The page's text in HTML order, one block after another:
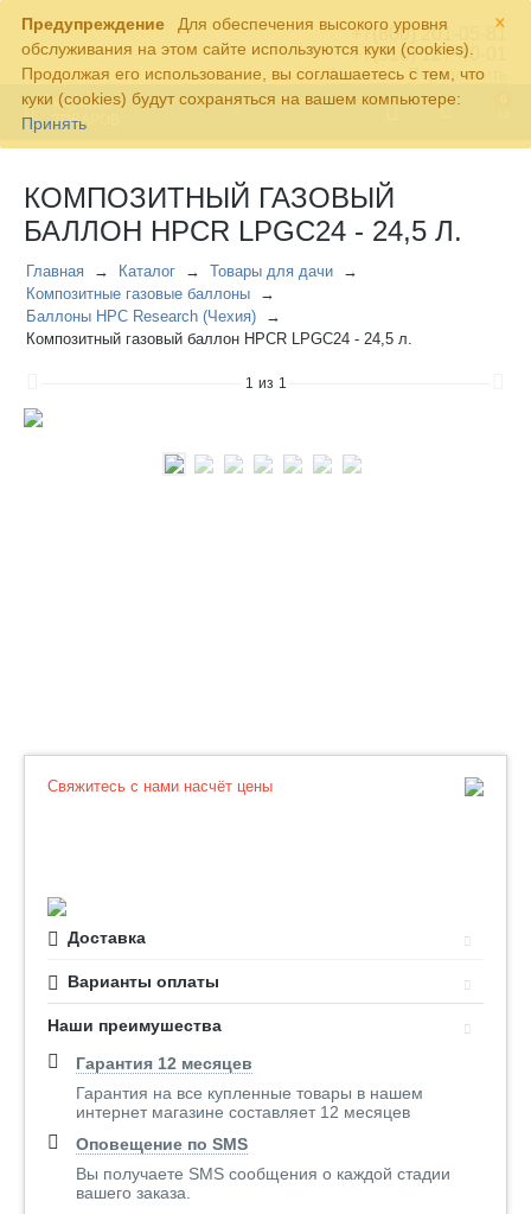
×
Предупреждение
Для обеспечения высокого уровня
обслуживания на этом сайте используются куки (cookies).
Продолжая его использование, вы соглашаетесь с тем, что
куки (cookies) будут сохраняться на вашем компьютере:
Принять
+7(800) 201-05-81
+7(910) 127-40-01
Контакты Перезвонить
КАТАЛОГ
ТОВАРОВ
КОМПОЗИТНЫЙ ГАЗОВЫЙ
БАЛЛОН HPCR LPGC24 - 24,5 Л.
Главная Каталог
Товары для дачи
Композитные газовые баллоны
Баллоны HPC Research (Чехия)
Композитный газовый баллон HPCR LPGC24 - 24,5 л.
1 из 1
Свяжитесь с нами насчёт цены
Доставка
Варианты оплаты
Наши преимушества
Гарантия 12 месяцев
Гарантия на все купленные товары в нашем
интернет магазине составляет 12 месяцев
Оповещение по SMS
Вы получаете SMS сообщения о каждой стадии
вашего заказа.